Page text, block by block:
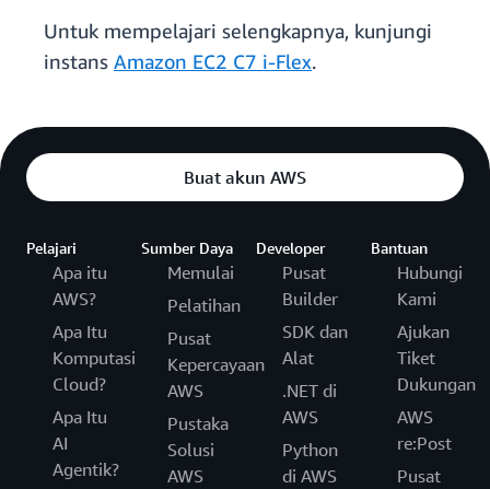
Untuk mempelajari selengkapnya, kunjungi
instans Amazon EC2 C7 i-Flex.
Buat akun AWS
Pelajari
Apa itu
AWS?
Apa Itu
Komputasi
Cloud?
Apa Itu
AI
Agentik?
Sumber Daya
Memulai
Pelatihan
Pusat
Kepercayaan
AWS
Pustaka
Solusi
AWS
Developer
Pusat
Builder
SDK dan
Alat
.NET di
AWS
Python
di AWS
Bantuan
Hubungi
Kami
Ajukan
Tiket
Dukungan
AWS
re:Post
Pusat